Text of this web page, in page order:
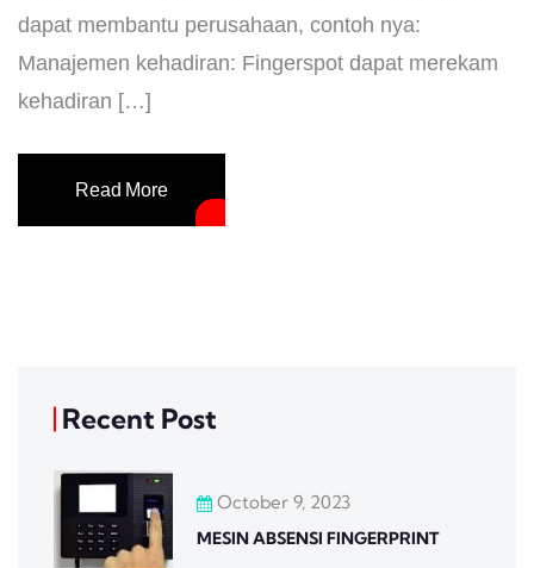
dapat membantu perusahaan, contoh nya:
Manajemen kehadiran: Fingerspot dapat merekam
kehadiran […]
Read More
Recent Post
October 9, 2023
MESIN ABSENSI FINGERPRINT